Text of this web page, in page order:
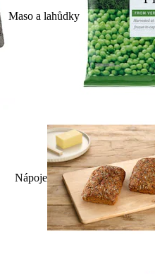
Maso a lahůdky
Nápoje